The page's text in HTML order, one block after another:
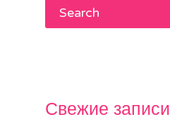
Свежие записи